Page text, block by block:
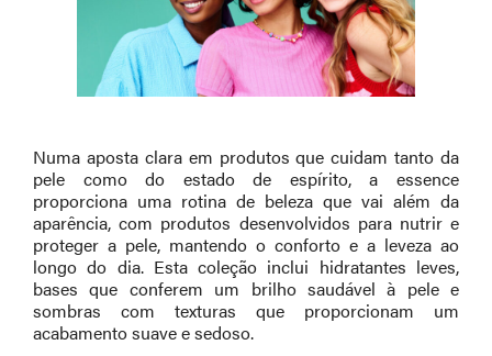
Numa aposta clara em produtos que cuidam tanto da
pele como do estado de espírito, a essence
proporciona uma rotina de beleza que vai além da
aparência, com produtos desenvolvidos para nutrir e
proteger a pele, mantendo o conforto e a leveza ao
longo do dia. Esta coleção inclui hidratantes leves,
bases que conferem um brilho saudável à pele e
sombras com texturas que proporcionam um
acabamento suave e sedoso.